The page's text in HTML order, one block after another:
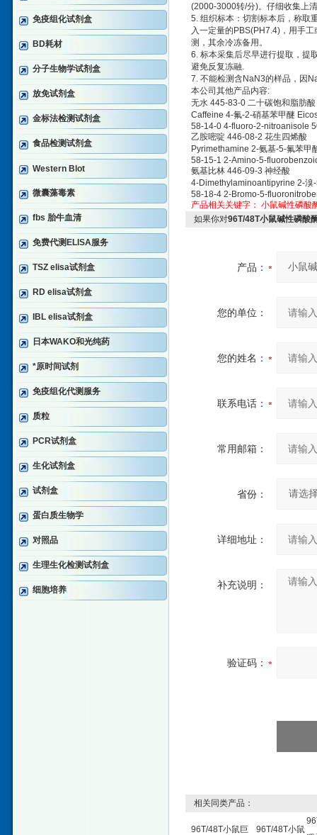
免疫组化试剂盒
BD耗材
分子生物学试剂盒
放免试剂盒
金标法检测试剂盒
食品检测试剂盒
Western Blot
微囊藻毒素
fbs 胎牛血清
免费代测ELISA服务
TSZ elisa试剂盒
RD elisa试剂盒
IBL elisa试剂盒
日本WAKO和光纯药
*原时间试剂
免疫组化代测服务
质粒
PCR试剂盒
生化试剂盒
试剂盒
蛋白质生物学
对照品
生理生化检测试剂盒
细胞培养
(2000-3000转/分)。仔细收集上
5. 组织标本：切割标本后，称取
入一定量的PBS(PH7.4)，用手
测，其余冷冻备用。
6. 标本采集后尽早进行提取，提
避免反复冻融.
7. 不能检测含NaN3的样品，因
本公司其他产品内容:
无水 445-83-0 二十碳饱和脂肪酸
Caffeine 4-氟-2-硝基苯甲醚
58-14-0 4-fluoro-2-nitroanisole
乙胺嘧啶 446-08-2 花生四烯酸
Pyrimethamine 2-氨基-5-氟苯甲
58-15-1 2-Amino-5-
氨基比林 446-09-3 神经酸
4-Dimethylaminoantipyrine 2-溴
58-18-4 2-Bromo-5-
产品相关关键字： 小鼠碱性磷酸
如果你对96T/48T小鼠碱性磷酸
产品：
您的单位：
您的姓名：
联系电话：
常用邮箱：
省份：
详细地址：
补充说明：
验证码：
相关同类产品：
96T/48T小鼠巨
96T/48T小鼠